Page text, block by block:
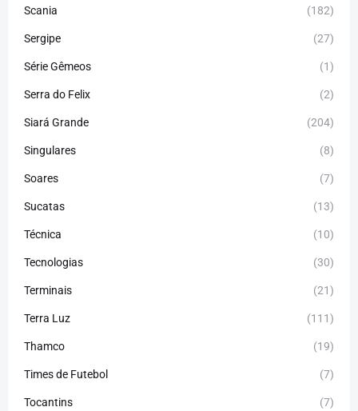
Scania (182)
Sergipe (27)
Série Gêmeos (1)
Serra do Felix (2)
Siará Grande (204)
Singulares (8)
Soares (7)
Sucatas (13)
Técnica (10)
Tecnologias (30)
Terminais (21)
Terra Luz (111)
Thamco (19)
Times de Futebol (7)
Tocantins (7)